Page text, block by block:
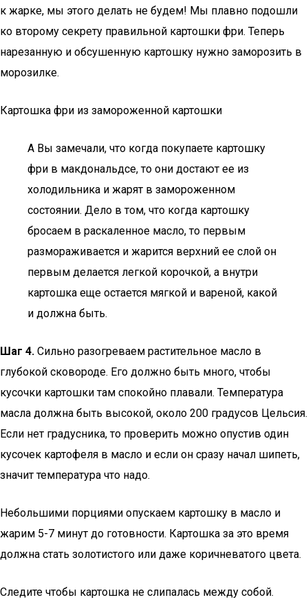
к жарке, мы этого делать не будем! Мы плавно подошли
ко второму секрету правильной картошки фри. Теперь
нарезанную и обсушенную картошку нужно заморозить в
морозилке.
Картошка фри из замороженной картошки
А Вы замечали, что когда покупаете картошку
фри в макдональдсе, то они достают ее из
холодильника и жарят в замороженном
состоянии. Дело в том, что когда картошку
бросаем в раскаленное масло, то первым
размораживается и жарится верхний ее слой он
первым делается легкой корочкой, а внутри
картошка еще остается мягкой и вареной, какой
и должна быть.
Шаг 4. Сильно разогреваем растительное масло в
глубокой сковороде. Его должно быть много, чтобы
кусочки картошки там спокойно плавали. Температура
масла должна быть высокой, около 200 градусов Цельсия.
Если нет градусника, то проверить можно опустив один
кусочек картофеля в масло и если он сразу начал шипеть,
значит температура что надо.
Небольшими порциями опускаем картошку в масло и
жарим 5-7 минут до готовности. Картошка за это время
должна стать золотистого или даже коричневатого цвета.
Следите чтобы картошка не слипалась между собой.